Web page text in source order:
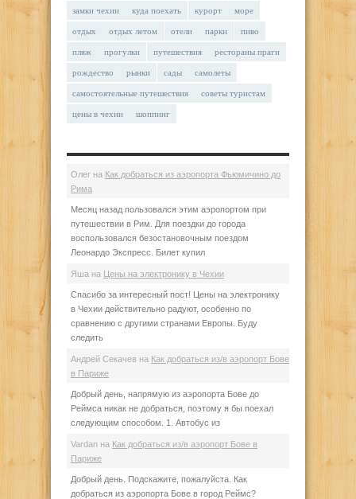
замки чехии куда поехать курорт море
отдых отдых летом отели парки пиво
пляж прогулки путешествия рестораны праги
рождество рынки сады самолеты
самостоятельные путешествия советы туристам
цены в чехии шоппинг
Олег на Как добраться из аэропорта Фьюмичино до
Рима
Месяц назад пользовался этим аэропортом при
путешествии в Рим. Для поездки до города
воспользовался безостановочным поездом
Леонардо Экспресс. Билет купил
Яша на Цены на электронику в Чехии
Спасибо за интересный пост! Цены на электронику
в Чехии действительно радуют, особенно по
сравнению с другими странами Европы. Буду
следить
Андрей Секачев на Как добраться из/в аэропорт Бове
в Париже
Добрый день, напрямую из аэропорта Бове до
Реймса никак не добраться, поэтому я бы поехал
следующим способом. 1. Автобус из
Vardan на Как добраться из/в аэропорт Бове в
Париже
Добрый день. Подскажите, пожалуйста. Как
добраться из аэропорта Бове в город Реймс?